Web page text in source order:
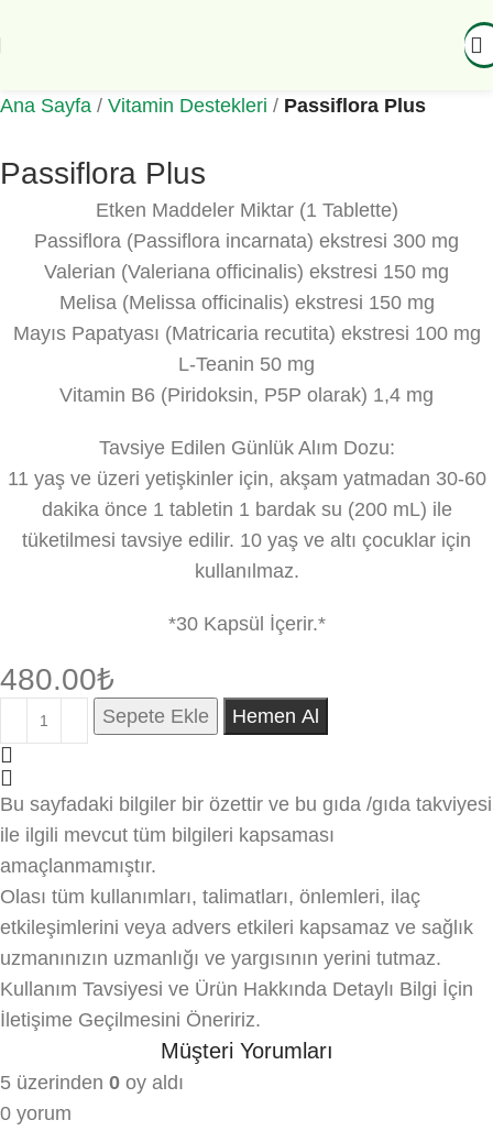
Ana Sayfa Vitamin Destekleri Passiflora Plus
Passiflora Plus
Etken Maddeler Miktar (1 Tablette)
Passiflora (Passiflora incarnata) ekstresi 300 mg
Valerian (Valeriana officinalis) ekstresi 150 mg
Melisa (Melissa officinalis) ekstresi 150 mg
Mayıs Papatyası (Matricaria recutita) ekstresi 100 mg
L-Teanin 50 mg
Vitamin B6 (Piridoksin, P5P olarak) 1,4 mg
Tavsiye Edilen Günlük Alım Dozu:
11 yaş ve üzeri yetişkinler için, akşam yatmadan 30-60
dakika önce 1 tabletin 1 bardak su (200 mL) ile
tüketilmesi tavsiye edilir. 10 yaş ve altı çocuklar için
kullanılmaz.
*30 Kapsül İçerir.*
480.00₺
Sepete Ekle Hemen Al
Bu sayfadaki bilgiler bir özettir ve bu gıda /gıda takviyesi
ile ilgili mevcut tüm bilgileri kapsaması
amaçlanmamıştır.
Olası tüm kullanımları, talimatları, önlemleri, ilaç
etkileşimlerini veya advers etkileri kapsamaz ve sağlık
uzmanınızın uzmanlığı ve yargısının yerini tutmaz.
Kullanım Tavsiyesi ve Ürün Hakkında Detaylı Bilgi İçin
İletişime Geçilmesini Öneririz.
Müşteri Yorumları
5 üzerinden 0 oy aldı
0 yorum